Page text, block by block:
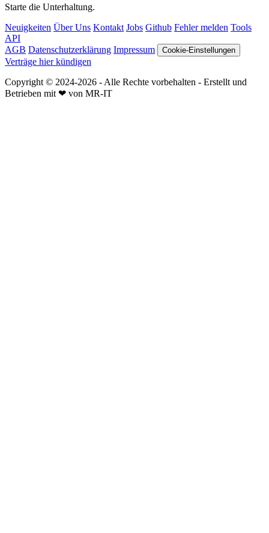
Starte die Unterhaltung.
Neuigkeiten Über Uns Kontakt Jobs Github Fehler melden Tools
API
AGB Datenschutzerklärung Impressum Cookie-Einstellungen
Verträge hier kündigen
Copyright © 2024-2026 - Alle Rechte vorbehalten - Erstellt und
Betrieben mit ❤ von MR-IT